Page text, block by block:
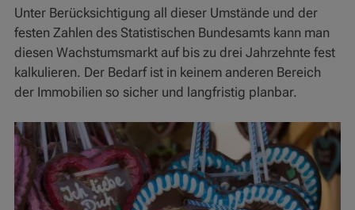
Unter Berücksichtigung all dieser Umstände und der
festen Zahlen des Statistischen Bundesamts kann man
diesen Wachstumsmarkt auf bis zu drei Jahrzehnte fest
kalkulieren. Der Bedarf ist in keinem anderen Bereich
der Immobilien so sicher und langfristig planbar.